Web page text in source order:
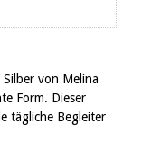
von Melina
Form. Dieser
tägliche Begleiter